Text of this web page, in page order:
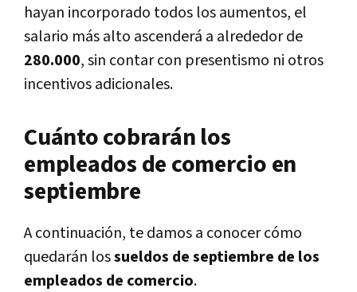
hayan incorporado todos los aumentos, el
salario más alto ascenderá a alrededor de
280.000, sin contar con presentismo ni otros
incentivos adicionales.
Cuánto cobrarán los
empleados de comercio en
septiembre
A continuación, te damos a conocer cómo
quedarán lossueldos de septiembre de los
empleados de comercio.